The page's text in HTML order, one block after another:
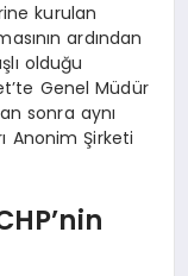
kurulan
ardından
olduğu
Genel Müdür
sonra aynı
Anonim Şirketi